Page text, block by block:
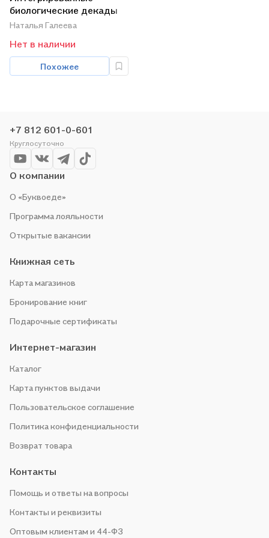
биологические декады
Наталья Галеева
Нет в наличии
Похожее
+7 812 601-0-601
Круглосуточно
О компании
О «Буквоеде»
Программа лояльности
Открытые вакансии
Книжная сеть
Карта магазинов
Бронирование книг
Подарочные сертификаты
Интернет-магазин
Каталог
Карта пунктов выдачи
Пользовательское соглашение
Политика конфиденциальности
Возврат товара
Контакты
Помощь и ответы на вопросы
Контакты и реквизиты
Оптовым клиентам и 44-ФЗ